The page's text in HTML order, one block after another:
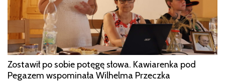
Zostawił po sobie potęgę słowa. Kawiarenka pod
Pegazem wspominała Wilhelma Przeczka